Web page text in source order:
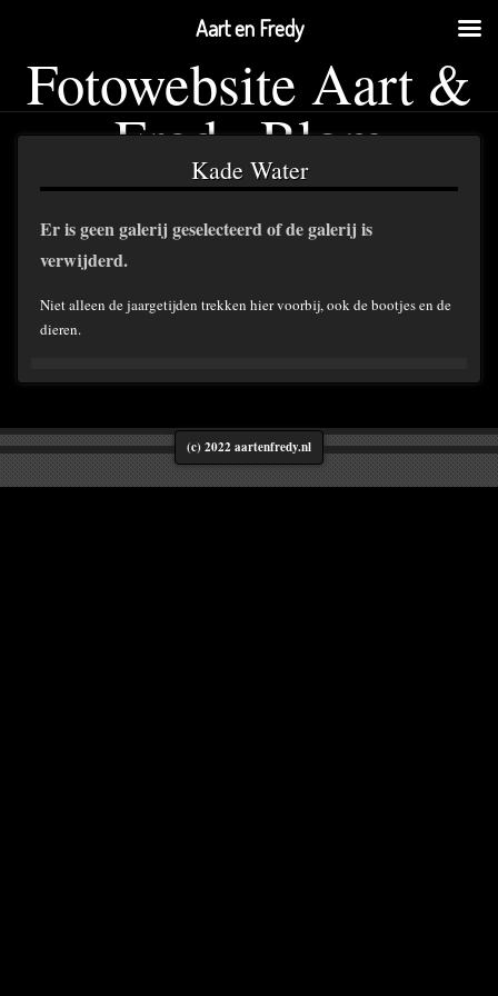
Fotowebsite Aart &
Fredy Blom
Kade Water
Er is geen galerij geselecteerd of de galerij is
verwijderd.
Niet alleen de jaargetijden trekken hier voorbij, ook de bootjes en de
dieren.
(c) 2022 aartenfredy.nl
Aart en Fredy